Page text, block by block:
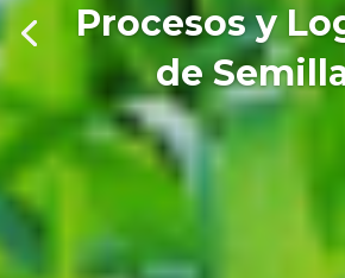
Procesos y
de